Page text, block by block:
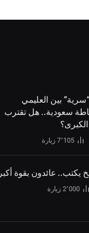
بين العليمي
سعودية.. هل تقترب
7٬105 زيارة
يكتب.. عائدون بقوة أكبر
2٬000 زيارة